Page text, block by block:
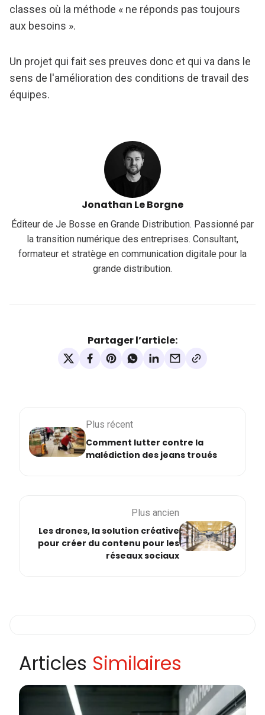
classes où la méthode « ne réponds pas toujours
aux besoins ».
Un projet qui fait ses preuves donc et qui va dans le
sens de l'amélioration des conditions de travail des
équipes.
Jonathan Le Borgne
Éditeur de Je Bosse en Grande Distribution. Passionné par
la transition numérique des entreprises. Consultant,
formateur et stratège en communication digitale pour la
grande distribution.
Partager l’article:
Plus récent
Comment lutter contre la
malédiction des jeans troués
Plus ancien
Les drones, la solution créative
pour créer du contenu pour les
réseaux sociaux
Articles Similaires